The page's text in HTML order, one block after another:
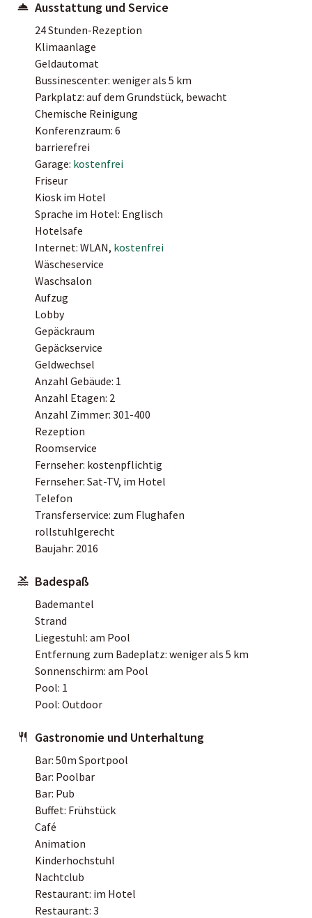
Ausstattung und Service
24 Stunden-Rezeption
Klimaanlage
Geldautomat
Bussinescenter: weniger als 5 km
Parkplatz: auf dem Grundstück, bewacht
Chemische Reinigung
Konferenzraum: 6
barrierefrei
Garage: kostenfrei
Friseur
Kiosk im Hotel
Sprache im Hotel: Englisch
Hotelsafe
Internet: WLAN, kostenfrei
Wäscheservice
Waschsalon
Aufzug
Lobby
Gepäckraum
Gepäckservice
Geldwechsel
Anzahl Gebäude: 1
Anzahl Etagen: 2
Anzahl Zimmer: 301-400
Rezeption
Roomservice
Fernseher: kostenpflichtig
Fernseher: Sat-TV, im Hotel
Telefon
Transferservice: zum Flughafen
rollstuhlgerecht
Baujahr: 2016
Badespaß
Bademantel
Strand
Liegestuhl: am Pool
Entfernung zum Badeplatz: weniger als 5 km
Sonnenschirm: am Pool
Pool: 1
Pool: Outdoor
Gastronomie und Unterhaltung
Bar: 50m Sportpool
Bar: Poolbar
Bar: Pub
Buffet: Frühstück
Café
Animation
Kinderhochstuhl
Nachtclub
Restaurant: im Hotel
Restaurant: 3